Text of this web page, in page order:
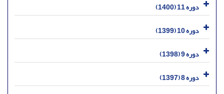
دوره 11 (1400)
دوره 10 (1399)
دوره 9 (1398)
دوره 8 (1397)